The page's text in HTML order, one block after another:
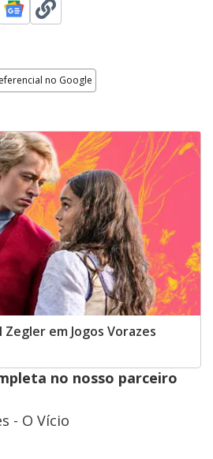
no Google
em Jogos Vorazes
no nosso parceiro
- O Vício